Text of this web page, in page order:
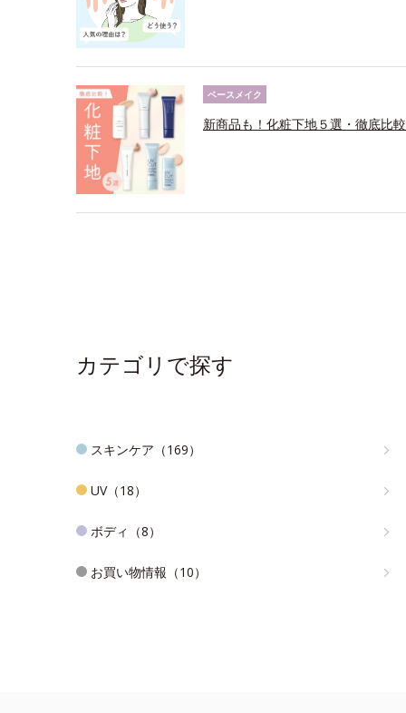
ベースメイク
新商品も！化粧下地５選・徹底比較
カテゴリで探す
スキンケア（169）
UV（18）
ボディ（8）
お買い物情報（10）